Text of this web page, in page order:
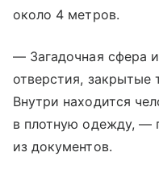
около 4 метров.
— Загадочная сфера
отверстия, закрытые
Внутри находится
в плотную одежду, —
из документов.